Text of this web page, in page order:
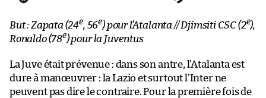
But : Zapata (24e, 56e) pour l’Atalanta // Djimsiti CSC (2e),
Ronaldo (78e) pour la Juventus
La Juve était prévenue : dans son antre, l’Atalanta est
dure à manœuvrer : la Lazio et surtout l’Inter ne
peuvent pas dire le contraire. Pour la première fois de